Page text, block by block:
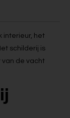
interieur, het
schilderij is
van de vacht